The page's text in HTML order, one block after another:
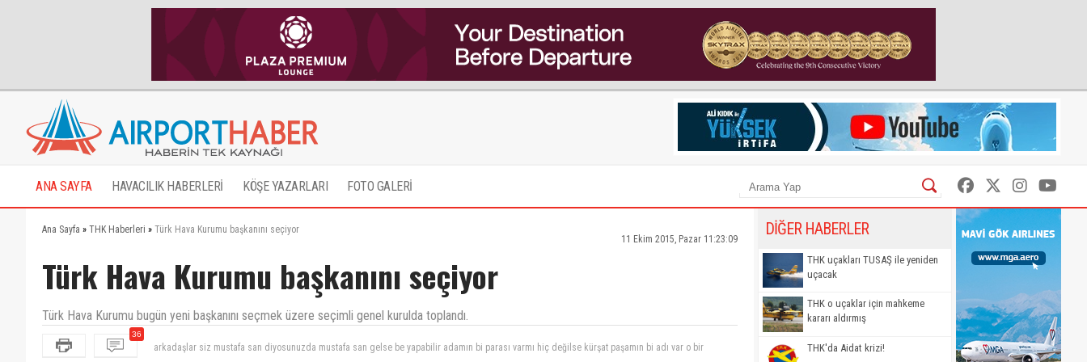
ANA SAYFA HAVACILIK HABERLERİ KÖŞE YAZARLARI FOTO GALERİ
Ana Sayfa » THK Haberleri » Türk Hava Kurumu başkanını seçiyor
11 Ekim 2015, Pazar 11:23:09
Türk Hava Kurumu başkanını seçiyor
Türk Hava Kurumu bugün yeni başkanını seçmek üzere seçimli genel kurulda toplandı.
36
hala insanlar 20 yıl öncesinde yaşıyo sportif havacılık tutturmuşlar gidiyo para kazanamazsan hangi parayla yapıcaksın sportif havacılığı
DİĞER HABERLER
THK uçakları TUSAŞ ile yeniden
uçacak
THK o uçaklar için mahkeme
kararı aldırmış
THK'da Aidat krizi!